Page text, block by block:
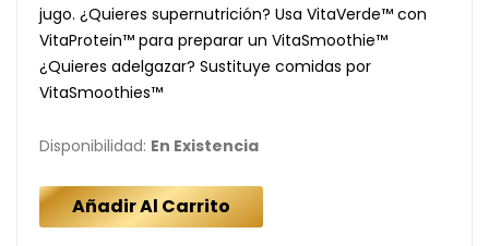
jugo. ¿Quieres supernutrición? Usa VitaVerde™ con
VitaProtein™ para preparar un VitaSmoothie™
¿Quieres adelgazar? Sustituye comidas por
VitaSmoothies™
Disponibilidad: En Existencia
Añadir Al Carrito